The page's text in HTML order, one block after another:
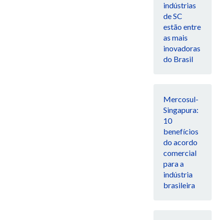
indústrias
de SC
estão entre
as mais
inovadoras
do Brasil
Mercosul-
Singapura:
10
benefícios
do acordo
comercial
para a
indústria
brasileira